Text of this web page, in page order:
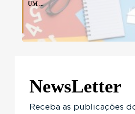
UM ...
NewsLetter
Receba as publicações